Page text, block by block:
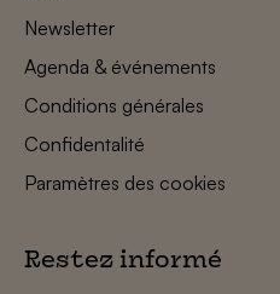
Newsletter
Agenda & événements
Conditions générales
Confidentalité
Paramètres des cookies
Restez informé